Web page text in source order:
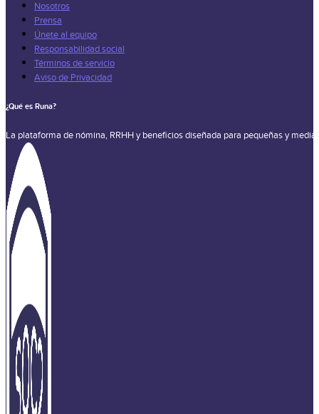
Nosotros
Prensa
Únete al equipo
Responsabilidad social
Términos de servicio
Aviso de Privacidad
¿Qué es Runa?
La plataforma de nómina, RRHH y beneficios diseñada para pequeñas y